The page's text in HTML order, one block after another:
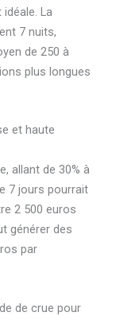
La
7 nuits,
de 250 à
plus longues
et haute
allant de 30% à
7 jours pourrait
2 500 euros
générer des
par
de crue pour